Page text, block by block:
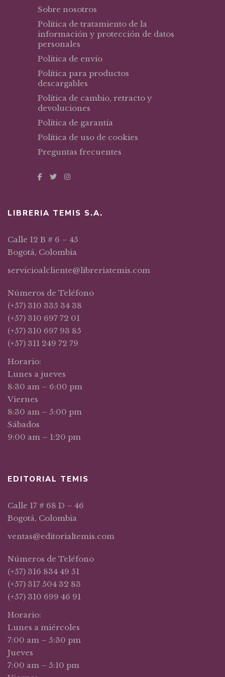
Sobre nosotros
Política de tratamiento de la
información y protección de datos
personales
Política de envío
Política para productos
descargables
Política de cambio, retracto y
devoluciones
Política de garantía
Política de uso de cookies
Preguntas frecuentes
LIBRERIA TEMIS S.A.
Calle 12 B # 6 – 45
Bogotá, Colombia
servicioalcliente@libreriatemis.com
Números de Teléfono
(+57) 310 335 34 38
(+57) 310 697 72 01
(+57) 310 697 93 85
(+57) 311 249 72 79
Horario:
Lunes a jueves
8:30 am – 6:00 pm
Viernes
8:30 am – 5:00 pm
Sábados
9:00 am – 1:20 pm
EDITORIAL TEMIS
Calle 17 # 68 D – 46
Bogotá, Colombia
ventas@editorialtemis.com
Números de Teléfono
(+57) 316 834 49 51
(+57) 317 504 32 83
(+57) 310 699 46 91
Horario:
Lunes a miércoles
7:00 am – 5:30 pm
Jueves
7:00 am – 5:10 pm